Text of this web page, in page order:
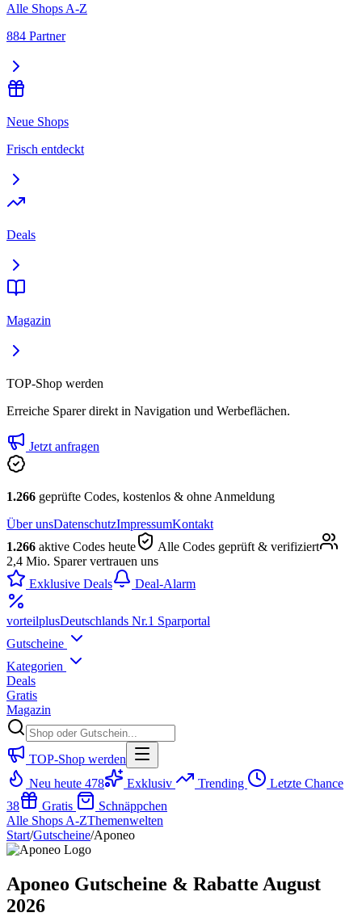
Alle Shops A-Z
884 Partner
Neue Shops
Frisch entdeckt
Deals
Magazin
TOP-Shop werden
Erreiche Sparer direkt in Navigation und Werbeflächen.
Jetzt anfragen
1.266 geprüfte Codes, kostenlos & ohne Anmeldung
Über unsDatenschutzImpressumKontakt
1.266 aktive Codes heute
Alle Codes geprüft & verifiziert
2,4 Mio. Sparer vertrauen uns
Exklusive Deals
Deal-Alarm
vorteilplusDeutschlands Nr.1 Sparportal
Gutscheine
Kategorien
Deals
Gratis
Magazin
TOP-Shop werden
Neu heute 478 Exklusiv Trending
Letzte Chance
38
Gratis
Schnäppchen
Alle Shops A-ZThemenwelten
Start/Gutscheine/Aponeo
Aponeo Gutscheine & Rabatte August
2026